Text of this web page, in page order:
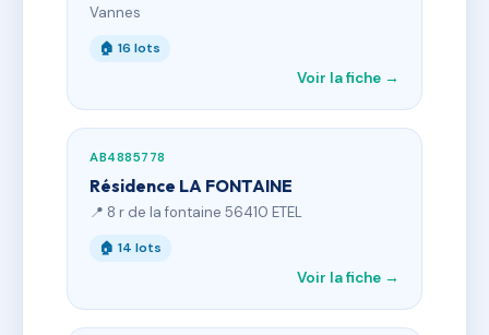
Vannes
🏠 16 lots
Voir la fiche →
AB4885778
Résidence LA FONTAINE
📍 8 r de la fontaine 56410 ETEL
🏠 14 lots
Voir la fiche →